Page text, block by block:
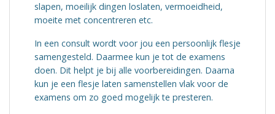
slapen, moeilijk dingen loslaten, vermoeidheid,
moeite met concentreren etc.
In een consult wordt voor jou een persoonlijk flesje
samengesteld. Daarmee kun je tot de examens
doen. Dit helpt je bij alle voorbereidingen. Daarna
kun je een flesje laten samenstellen vlak voor de
examens om zo goed mogelijk te presteren.